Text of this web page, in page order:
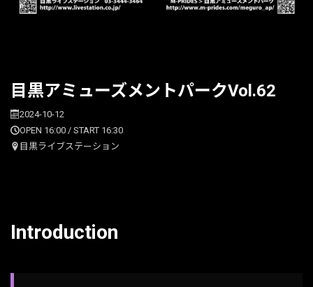
目黒アミューズメントパークVol.62
2024-10-12
OPEN 16:00 / START 16:30
目黒ライブステーション
Introduction